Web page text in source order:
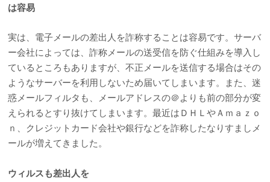
は容易
実は、電子メールの差出人を詐称することは容易です。サーバ
ー会社によっては、詐称メールの送受信を防ぐ仕組みを導入し
ているところもありますが、不正メールを送信する場合はその
ようなサーバーを利用しないため届いてしまいます。また、迷
惑メールフィルタも、メールアドレスの＠よりも前の部分が変
えられるとすり抜けてしまいます。最近はＤＨＬやＡｍａｚｏ
ｎ、クレジットカード会社や銀行などを詐称したなりすましメ
ールが増えてきました。
ウィルスも差出人を